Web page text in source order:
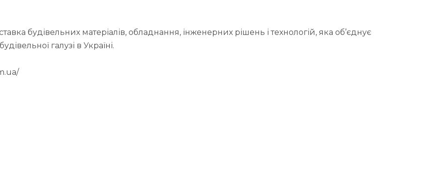
будівельних матеріалів, обладнання, інженерних рішень і технологій, яка об’єднує
галузі в Україні.